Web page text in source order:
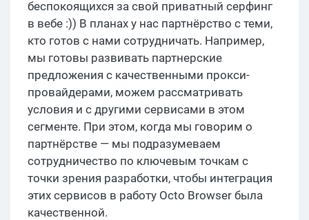
беспокоящихся за свой приватный серфинг
в вебе :)) В планах у нас партнёрство с теми,
кто готов с нами сотрудничать. Например,
мы готовы развивать партнерские
предложения с качественными прокси-
провайдерами, можем рассматривать
условия и с другими сервисами в этом
сегменте. При этом, когда мы говорим о
партнёрстве — мы подразумеваем
сотрудничество по ключевым точкам с
точки зрения разработки, чтобы интеграция
этих сервисов в работу Octo Browser была
качественной.